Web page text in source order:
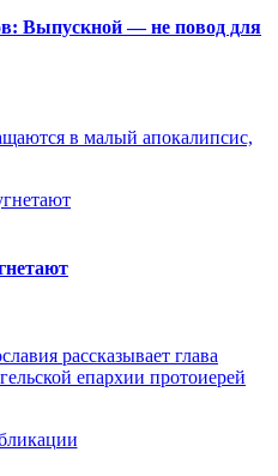
Выпускной — не повод для
в малый апокалипсис,
рассказывает глава
епархии протоиерей